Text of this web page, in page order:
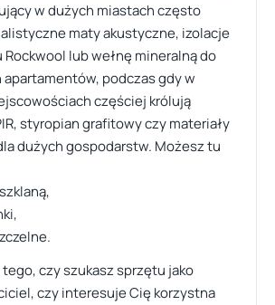
w dużych miastach często
maty akustyczne, izolacje
lub wełnę mineralną do
podczas gdy w
częściej królują
styropian grafitowy czy materiały
dużych gospodarstw. Możesz tu
czy szukasz sprzętu jako
czy interesuje Cię korzystna